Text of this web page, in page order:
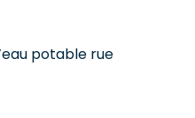
potable rue